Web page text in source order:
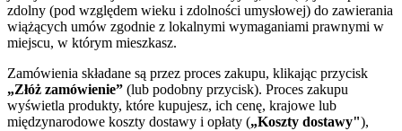
zdolny (pod względem wieku i zdolności umysłowej) do zawierania
wiążących umów zgodnie z lokalnymi wymaganiami prawnymi w
miejscu, w którym mieszkasz.
Zamówienia składane są przez proces zakupu, klikając przycisk
„Złóż zamówienie” (lub podobny przycisk). Proces zakupu
wyświetla produkty, które kupujesz, ich cenę, krajowe lub
międzynarodowe koszty dostawy i opłaty („Koszty dostawy"),